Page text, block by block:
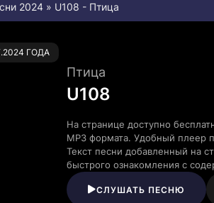
2024 » U108 - Птица
ГОДА
0
Птица
U108
На странице доступно
MP3 формата. Удобный плеер
Текст песни добавленный на
быстрого ознакомления с
СЛУШАТЬ ПЕСНЮ